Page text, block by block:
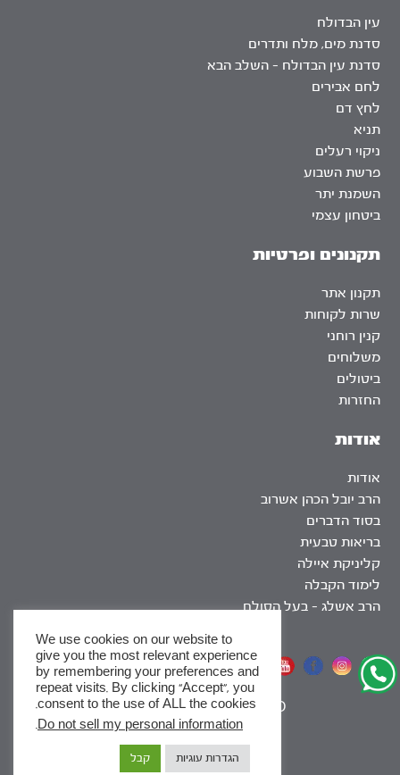
אודות
אודות
הרב יובל הכהן אשרוב
בסוד הדברים
בריאות טבעית
קליניקת איילה
לימוד הקבלה
הרב אשלג – בעל הסולם
עין הבדולח
סדנת מים, מלח ותדרים
סדנת עין הבדולח – השלב הבא
לחם אבירים
לחץ דם
תניא
ניקוי רעלים
פרשת השבוע
השמנת יתר
ביטחון עצמי
תקנונים ופרטיות
תקנון אתר
שרות לקוחות
קנין רוחני
משלוחים
ביטולים
החזרות
אתר שומר שבת
SEO
|
We use cookies on our website to
give you the most relevant experience
by remembering your preferences and
repeat visits. By clicking “Accept”, you
consent to the use of ALL the cookies.
Do not sell my personal information
.
הגדרות עוגיות קבל
x